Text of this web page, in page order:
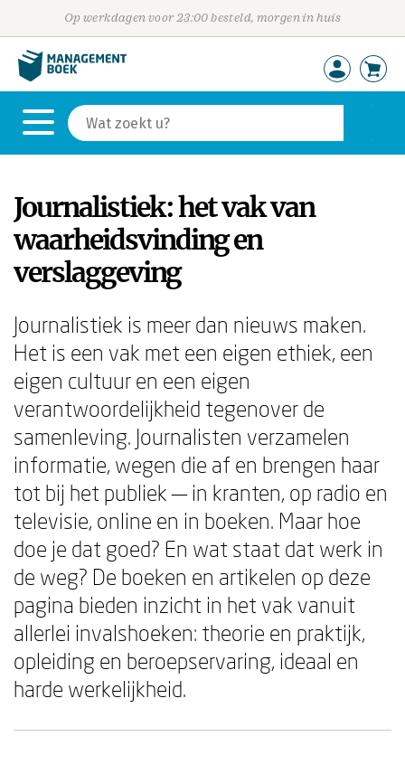
Op werkdagen voor 23:00 besteld, morgen in huis
Journalistiek: het vak van
waarheidsvinding en
verslaggeving
Journalistiek is meer dan nieuws maken.
Het is een vak met een eigen ethiek, een
eigen cultuur en een eigen
verantwoordelijkheid tegenover de
samenleving. Journalisten verzamelen
informatie, wegen die af en brengen haar
tot bij het publiek — in kranten, op radio en
televisie, online en in boeken. Maar hoe
doe je dat goed? En wat staat dat werk in
de weg? De boeken en artikelen op deze
pagina bieden inzicht in het vak vanuit
allerlei invalshoeken: theorie en praktijk,
opleiding en beroepservaring, ideaal en
harde werkelijkheid.